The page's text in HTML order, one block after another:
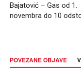
Bajatović – Gas od 1.
novembra do 10
POVEZANE OBJAVE